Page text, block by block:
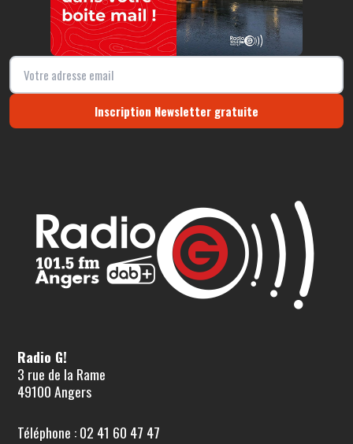
Inscription Newsletter gratuite
Radio G!
3 rue de la Rame
49100 Angers
Téléphone : 02 41 60 47 47